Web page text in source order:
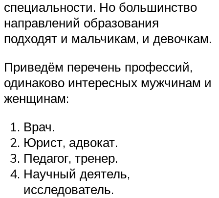
специальности. Но большинство
направлений образования
подходят и мальчикам, и девочкам.
Приведём перечень профессий,
одинаково интересных мужчинам и
женщинам:
Врач.
Юрист, адвокат.
Педагог, тренер.
Научный деятель,
исследователь.